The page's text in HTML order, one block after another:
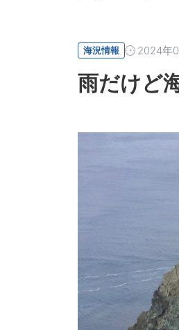
海況情報 2024年
雨だけど